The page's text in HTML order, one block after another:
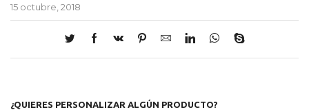
15 octubre, 2018
¿QUIERES PERSONALIZAR ALGÚN PRODUCTO?